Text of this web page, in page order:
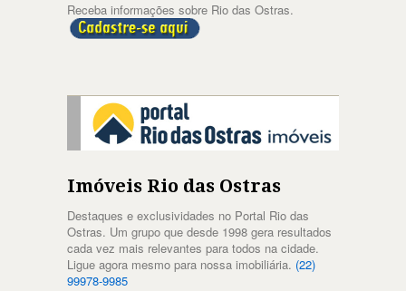
Receba informações sobre Rio das Ostras.
Imóveis Rio das Ostras
Destaques e exclusividades no Portal Rio das
Ostras. Um grupo que desde 1998 gera resultados
cada vez mais relevantes para todos na cidade.
Ligue agora mesmo para nossa imobiliária. (22)
99978-9985